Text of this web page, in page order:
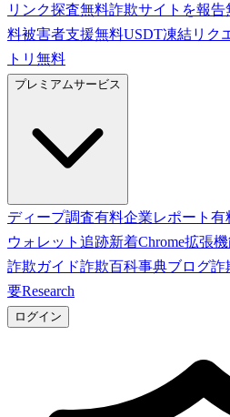
リンク探査無料詐欺サイトを報告
料被害者支援無料USDT凍結リク
トリ 無料
プレミアムサービス
ディープ調査有料企業レポート 有
ウォレット追跡新着Chrome拡張
詐欺ガイド詐欺百科事典ブログ詐
要Research
ログイン